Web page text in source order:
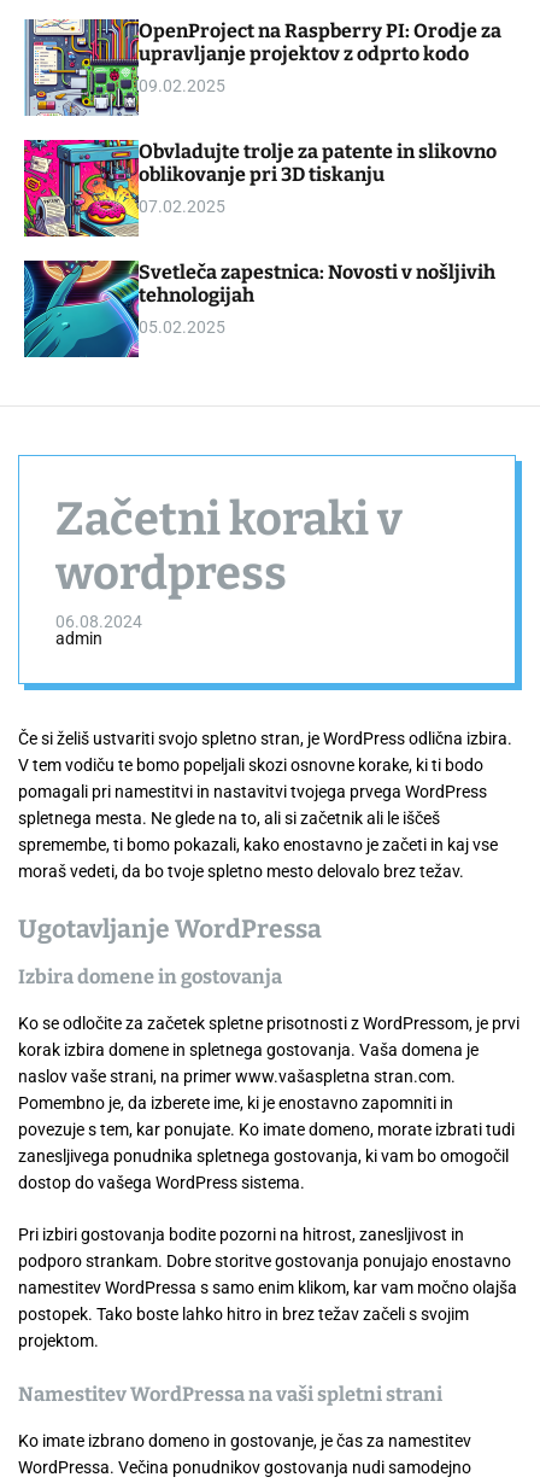
g
e
t
o
d
OpenProject na Raspberry PI: Orodje za
upravljanje projektov z odprto kodo
09.02.2025
Obvladujte trolje za patente in slikovno
oblikovanje pri 3D tiskanju
07.02.2025
Svetleča zapestnica: Novosti v nošljivih
tehnologijah
05.02.2025
Začetni koraki v
wordpress
06.08.2024
admin
Če si želiš ustvariti svojo spletno stran, je WordPress odlična izbira.
V tem vodiču te bomo popeljali skozi osnovne korake, ki ti bodo
pomagali pri namestitvi in nastavitvi tvojega prvega WordPress
spletnega mesta. Ne glede na to, ali si začetnik ali le iščeš
spremembe, ti bomo pokazali, kako enostavno je začeti in kaj vse
moraš vedeti, da bo tvoje spletno mesto delovalo brez težav.
Ugotavljanje WordPressa
Izbira domene in gostovanja
Ko se odločite za začetek spletne prisotnosti z WordPressom, je prvi
korak izbira domene in spletnega gostovanja. Vaša domena je
naslov vaše strani, na primer www.vašaspletna stran.com.
Pomembno je, da izberete ime, ki je enostavno zapomniti in
povezuje s tem, kar ponujate. Ko imate domeno, morate izbrati tudi
zanesljivega ponudnika spletnega gostovanja, ki vam bo omogočil
dostop do vašega WordPress sistema.
Pri izbiri gostovanja bodite pozorni na hitrost, zanesljivost in
podporo strankam. Dobrе storitve gostovanja ponujajo enostavno
namestitev WordPressa s samo enim klikom, kar vam močno olajša
postopek. Tako boste lahko hitro in brez težav začeli s svojim
projektom.
Namestitev WordPressa na vaši spletni strani
Ko imate izbrano domeno in gostovanje, je čas za namestitev
WordPressa. Večina ponudnikov gostovanja nudi samodejno